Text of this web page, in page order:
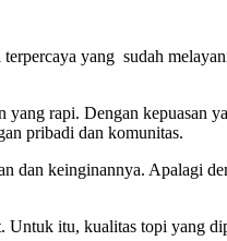
yang sudah
yang rapi. Dengan kepuasan
pribadi dan komunitas.
dan keinginannya. Apalagi
Untuk itu, kualitas topi yang